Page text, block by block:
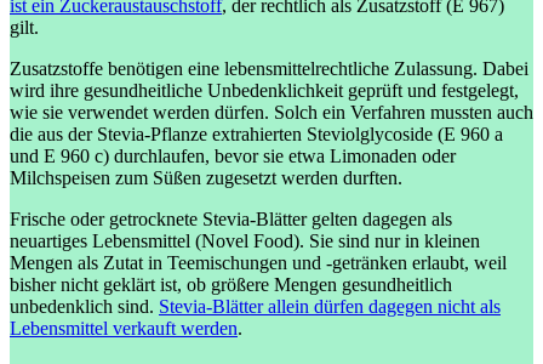
ist ein Zuckeraustauschstoff, der rechtlich als Zusatzstoff (E 967)
gilt.
Zusatzstoffe benötigen eine lebensmittelrechtliche Zulassung. Dabei
wird ihre gesundheitliche Unbedenklichkeit geprüft und festgelegt,
wie sie verwendet werden dürfen. Solch ein Verfahren mussten auch
die aus der Stevia-Pflanze extrahierten Steviolglycoside (E 960 a
und E 960 c) durchlaufen, bevor sie etwa Limonaden oder
Milchspeisen zum Süßen zugesetzt werden durften.
Frische oder getrocknete Stevia-Blätter gelten dagegen als
neuartiges Lebensmittel (Novel Food). Sie sind nur in kleinen
Mengen als Zutat in Teemischungen und -getränken erlaubt, weil
bisher nicht geklärt ist, ob größere Mengen gesundheitlich
unbedenklich sind. Stevia-Blätter allein dürfen dagegen nicht als
Lebensmittel verkauft werden.